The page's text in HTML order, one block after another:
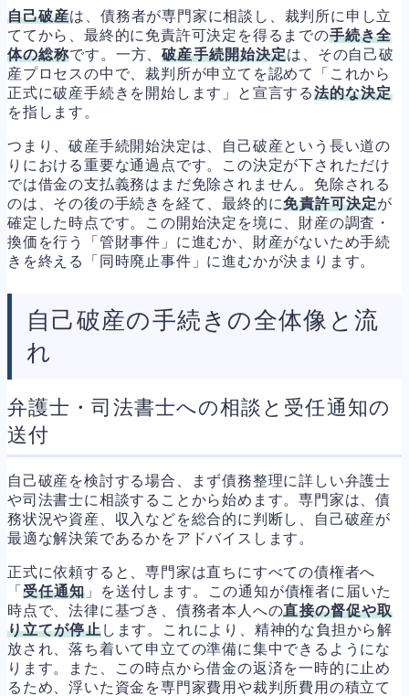
自己破産は、債務者が専門家に相談し、裁判所に申し立
ててから、最終的に免責許可決定を得るまでの手続き全
体の総称です。一方、破産手続開始決定は、その自己破
産プロセスの中で、裁判所が申立てを認めて「これから
正式に破産手続きを開始します」と宣言する法的な決定
を指します。
つまり、破産手続開始決定は、自己破産という長い道の
りにおける重要な通過点です。この決定が下されただけ
では借金の支払義務はまだ免除されません。免除される
のは、その後の手続きを経て、最終的に免責許可決定が
確定した時点です。この開始決定を境に、財産の調査・
換価を行う「管財事件」に進むか、財産がないため手続
きを終える「同時廃止事件」に進むかが決まります。
自己破産の手続きの全体像と流
れ
弁護士・司法書士への相談と受任通知の
送付
自己破産を検討する場合、まず債務整理に詳しい弁護士
や司法書士に相談することから始めます。専門家は、債
務状況や資産、収入などを総合的に判断し、自己破産が
最適な解決策であるかをアドバイスします。
正式に依頼すると、専門家は直ちにすべての債権者へ
「 受任通知 」を送付します。この通知が債権者に届いた
時点で、法律に基づき、債務者本人への直接の督促や取
り立てが停止します。これにより、精神的な負担から解
放され、落ち着いて申立ての準備に集中できるようにな
ります。また、この時点から借金の返済を一時的に止め
るため、浮いた資金を専門家費用や裁判所費用の積立て